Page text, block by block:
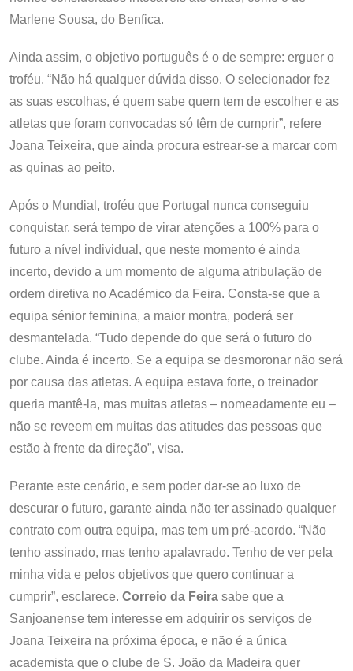
Marlene Sousa, do Benfica.
Ainda assim, o objetivo português é o de sempre: erguer o
troféu. “Não há qualquer dúvida disso. O selecionador fez
as suas escolhas, é quem sabe quem tem de escolher e as
atletas que foram convocadas só têm de cumprir”, refere
Joana Teixeira, que ainda procura estrear-se a marcar com
as quinas ao peito.
Após o Mundial, troféu que Portugal nunca conseguiu
conquistar, será tempo de virar atenções a 100% para o
futuro a nível individual, que neste momento é ainda
incerto, devido a um momento de alguma atribulação de
ordem diretiva no Académico da Feira. Consta-se que a
equipa sénior feminina, a maior montra, poderá ser
desmantelada. “Tudo depende do que será o futuro do
clube. Ainda é incerto. Se a equipa se desmoronar não será
por causa das atletas. A equipa estava forte, o treinador
queria mantê-la, mas muitas atletas – nomeadamente eu –
não se reveem em muitas das atitudes das pessoas que
estão à frente da direção”, visa.
Perante este cenário, e sem poder dar-se ao luxo de
descurar o futuro, garante ainda não ter assinado qualquer
contrato com outra equipa, mas tem um pré-acordo. “Não
tenho assinado, mas tenho apalavrado. Tenho de ver pela
minha vida e pelos objetivos que quero continuar a
cumprir”, esclarece. Correio da Feira sabe que a
Sanjoanense tem interesse em adquirir os serviços de
Joana Teixeira na próxima época, e não é a única
academista que o clube de S. João da Madeira quer